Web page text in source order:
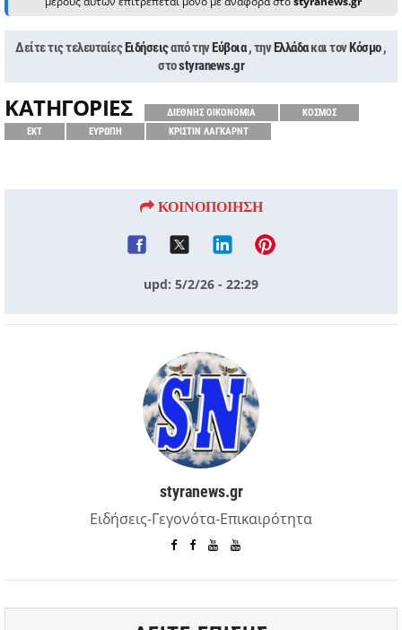
Δείτε τις τελευταίεςΕιδήσειςαπό τηνΕύβοια , τηνΕλλάδακαι τονΚόσμο,
στοstyranews.gr
ΚΑΤΗΓΟΡΙΕΣ ΔΙΕΘΝΗΣ ΟΙΚΟΝΟΜΙΑ
ΚΟΣΜΟΣ
ΕΚΤ
ΕΥΡΩΠΗ ΚΡΙΣΤΙΝ ΛΑΓΚΑΡΝΤ
ΚΟΙΝΟΠΟΙΗΣΗ
upd: 5/2/26 - 22:29
styranews.gr
Ειδήσεις-Γεγονότα-Επικαιρότητα